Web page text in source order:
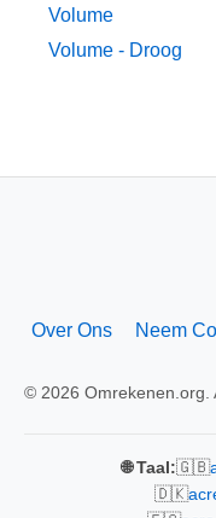
Volume
Volume - Droog
Over Ons Neem
© 2026 Omrekenen.org.
🌐 Taal:🇬🇧
🇩🇰